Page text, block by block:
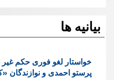
بیانیه ها
خواستار لغو فوری حکم غیر
پرستو احمدی و نوازندگان